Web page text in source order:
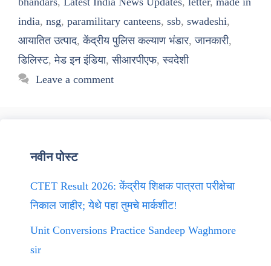
india, nsg, paramilitary canteens, ssb, swadeshi,
आयातित उत्पाद,केंद्रीय पुलिस कल्याण भंडार,जानकारी,
डिलिस्ट,मेड इन इंडिया,सीआरपीएफ,स्वदेशी
Leave a comment
नवीन पोस्ट
CTET Result 2026: केंद्रीय शिक्षक पात्रता परीक्षेचा
निकाल जाहीर; येथे पहा तुमचे मार्कशीट!
Unit Conversions Practice Sandeep Waghmore
sir